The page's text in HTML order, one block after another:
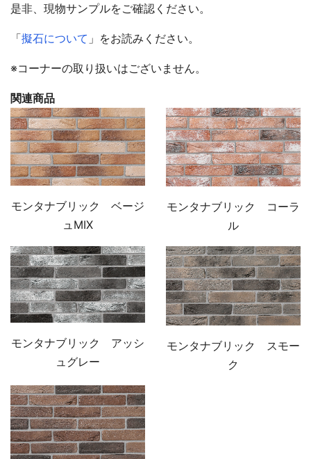
是非、現物サンプルをご確認ください。
「擬石について 」をお読みください。
※コーナーの取り扱いはございません。
関連商品
モンタナブリック ベージ
ュMIX
モンタナブリック コーラ
ル
モンタナブリック アッシ
ュグレー
モンタナブリック スモー
ク